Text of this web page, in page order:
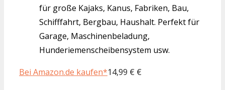
für große Kajaks, Kanus, Fabriken, Bau,
Schifffahrt, Bergbau, Haushalt. Perfekt für
Garage, Maschinenbeladung,
Hunderiemenscheibensystem usw.
Bei Amazon.de kaufen*14,99 € €